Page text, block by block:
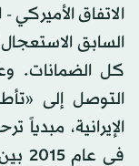
الاتفاق الأميركي
السابق
كل الضمانات.
التوصل إلى
الإيرانية، مبدياً